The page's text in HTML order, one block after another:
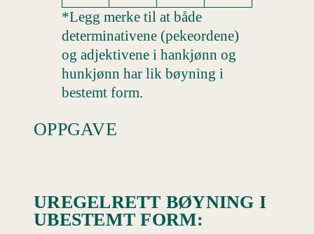
*Legg merke til at både
determinativene (pekeordene)
og adjektivene i hankjønn og
hunkjønn har lik bøyning i
bestemt form.
OPPGAVE
UREGELRETT BØYNING I
UBESTEMT FORM: